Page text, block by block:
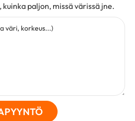
paljon, missä värissä jne.
väri, korkeus...)